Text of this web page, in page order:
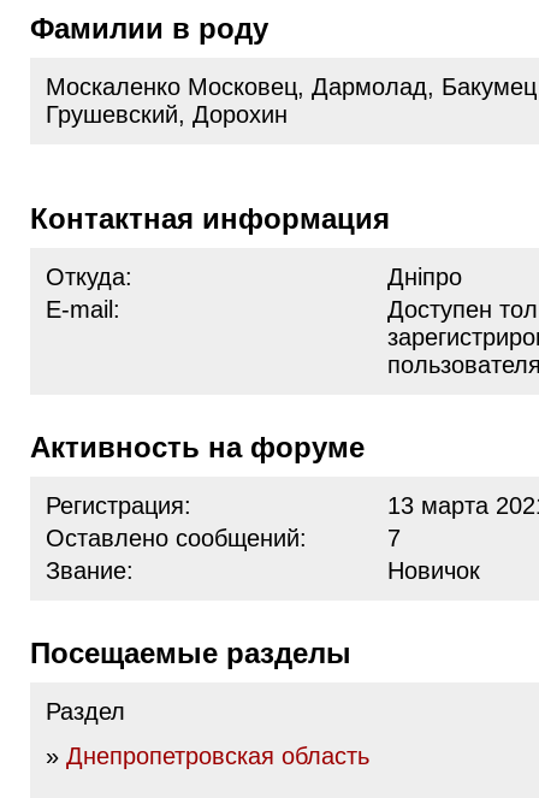
Фамилии в роду
Москаленко Московец, Дармолад,
Грушевский, Дорохин
Контактная информация
Откуда:
Дніпро
E-mail:
Доступен
Активность на форуме
Регистрация:
13 марта
Оставлено сообщений:
7
Звание:
Новичок
Посещаемые разделы
Раздел
» Днепропетровская область